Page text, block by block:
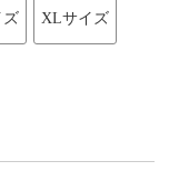
ズ XLサイズ